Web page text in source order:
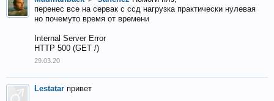
перенес все на сервак с ссд нагрузка практически нулевая
но почемуто время от времени
Internal Server Error
HTTP 500 (GET /)
29.03.20
Lestatar привет